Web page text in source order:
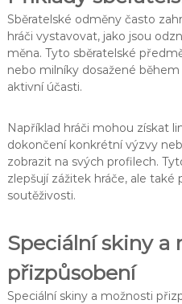
Sběratelské odměny často
hráči vystavovat, jako jsou
měna. Tyto sběratelské
nebo milníky dosažené
aktivní účasti.
Například hráči mohou získat
dokončení konkrétní výzvy
zobrazit na svých profilech.
zlepšují zážitek hráče, ale
soutěživosti.
Speciální skiny a
přizpůsobení
Speciální skiny a možnosti